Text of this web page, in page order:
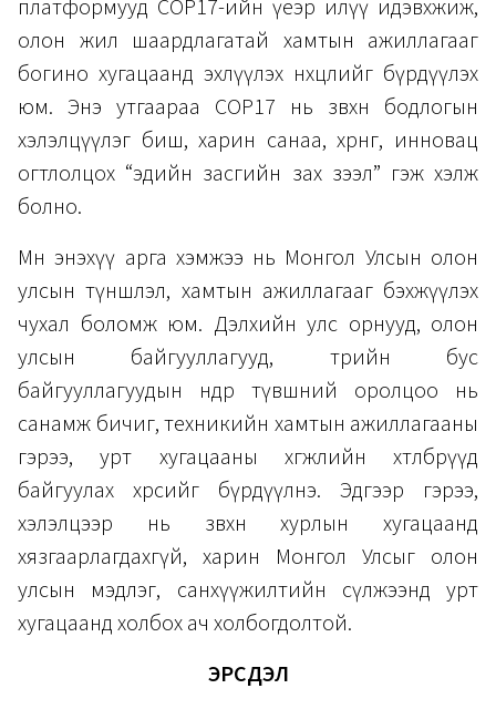
платформууд COP17-ийн үеэр илүү идэвхжиж,
олон жил шаардлагатай хамтын ажиллагааг
богино хугацаанд эхлүүлэх нөхцөлийг бүрдүүлэх
юм. Энэ утгаараа COP17 нь зөвхөн бодлогын
хэлэлцүүлэг биш, харин санаа, хөрөнгө, инновац
огтлолцох “эдийн засгийн зах зээл” гэж хэлж
болно.
Мөн энэхүү арга хэмжээ нь Монгол Улсын олон
улсын түншлэл, хамтын ажиллагааг бэхжүүлэх
чухал боломж юм. Дэлхийн улс орнууд, олон
улсын байгууллагууд, төрийн бус
байгууллагуудын өндөр түвшний оролцоо нь
санамж бичиг, техникийн хамтын ажиллагааны
гэрээ, урт хугацааны хөгжлийн хөтөлбөрүүд
байгуулах хөрсийг бүрдүүлнэ. Эдгээр гэрээ,
хэлэлцээр нь зөвхөн хурлын хугацаанд
хязгаарлагдахгүй, харин Монгол Улсыг олон
улсын мэдлэг, санхүүжилтийн сүлжээнд урт
хугацаанд холбох ач холбогдолтой.
ЭРСДЭЛ